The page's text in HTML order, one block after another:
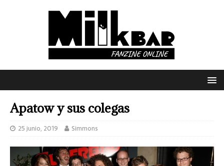
Apatow y sus colegas
25 junio, 2019 Simmons